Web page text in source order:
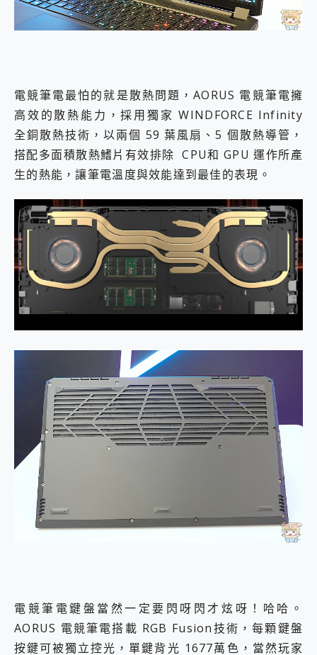
電競筆電最怕的就是散熱問題，AORUS 電競筆電擁
高效的散熱能力，採用獨家 WINDFORCE Infinity
全銅散熱技術，以兩個 59 葉風扇、5 個散熱導管，
搭配多面積散熱鰭片有效排除 CPU和 GPU 運作所產
生的熱能，讓筆電溫度與效能達到最佳的表現。
電競筆電鍵盤當然一定要閃呀閃才炫呀！哈哈。
AORUS 電競筆電搭載 RGB Fusion技術，每顆鍵盤
按鍵可被獨立控光，單鍵背光 1677萬色，當然玩家